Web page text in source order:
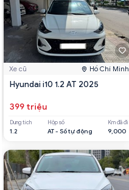
Xe cũ Hồ Chí Minh
Hyundai i10 1.2 AT 2025
399 triệu
Dung tích
1.2
Hộp số
AT - Số tự động
Km đã đi
9,000